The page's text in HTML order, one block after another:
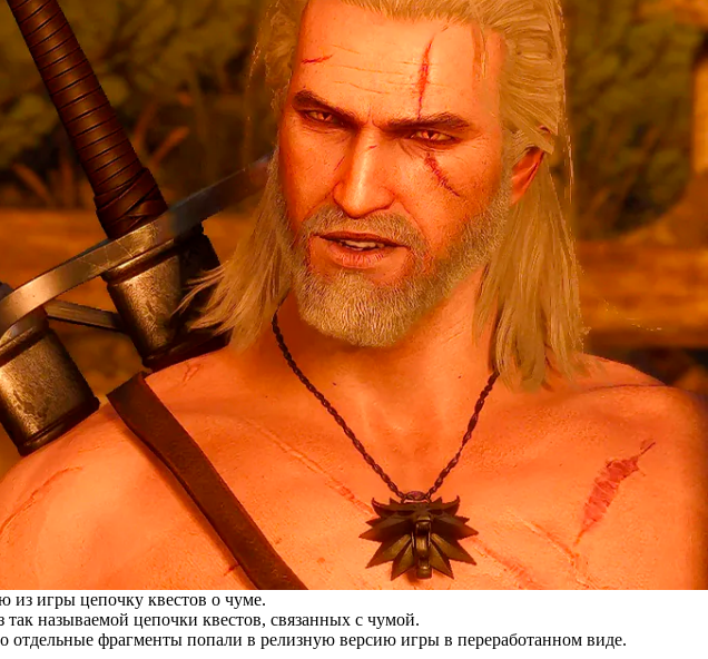
из игры цепочку квестов о чуме.
называемой цепочки квестов, связанных с чумой.
отдельные фрагменты попали в релизную версию игры в переработанном виде.